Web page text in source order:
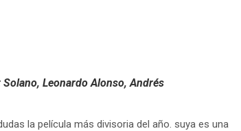
Solano, Leonardo Alonso, Andrés
la película más divisoria del año. suya es una